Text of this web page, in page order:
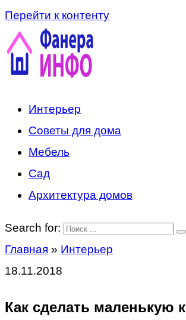
Перейти к контенту
Интерьер
Советы для дома
Мебель
Сад
Архитектура домов
Search for:
Главная » Интерьер
18.11.2018
Как сделать маленькую